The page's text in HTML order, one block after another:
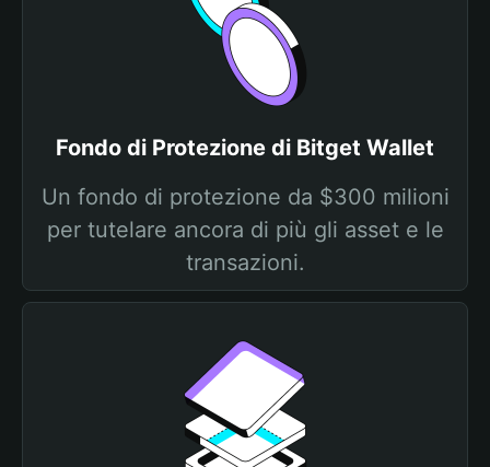
Fondo di Protezione di Bitget Wallet
Un fondo di protezione da $300 milioni
per tutelare ancora di più gli asset e le
transazioni.